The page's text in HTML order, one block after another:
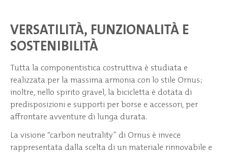
VERSATILITÀ, FUNZIONALITÀ E
SOSTENIBILITÀ
Tutta la componentistica costruttiva è studiata e
realizzata per la massima armonia con lo stile Ornus;
inoltre, nello spirito gravel, la bicicletta è dotata di
predisposizioni e supporti per borse e accessori, per
affrontare avventure di lunga durata.
La visione “carbon neutrality” di Ornus è invece
rappresentata dalla scelta di un materiale rinnovabile e